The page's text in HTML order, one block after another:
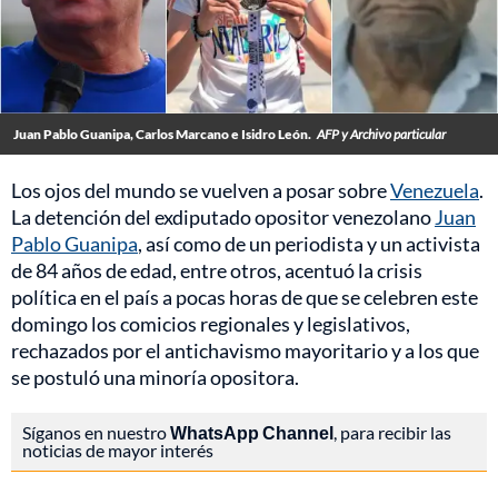
Juan Pablo Guanipa, Carlos Marcano e Isidro León. AFP y Archivo particular
Los ojos del mundo se vuelven a posar sobreVenezuela.
La detención del exdiputado opositor venezolanoJuan
Pablo Guanipa, así como de un periodista y un activista
de 84 años de edad, entre otros, acentuó la crisis
política en el país a pocas horas de que se celebren este
domingo los comicios regionales y legislativos,
rechazados por el antichavismo mayoritario y a los que
se postuló una minoría opositora.
Síganos en nuestroWhatsApp Channel, para recibir las
noticias de mayor interés